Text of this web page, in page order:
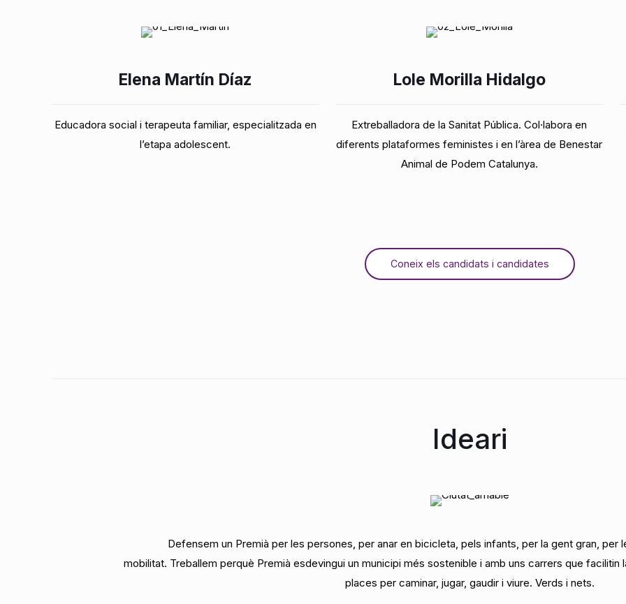
Elena Martín Díaz
Educadora social i terapeuta familiar, especialitzada en
l’etapa adolescent.
Lole Morilla Hidalgo
Extreballadora de la Sanitat Pública. Col·labora en
diferents plataformes feministes i en l’àrea de Benestar
Animal de Podem Catalunya.
Coneix els candidats i candidates
Ideari
Defensem un Premià per les persones, per anar en bicicleta, pels infants, per la gent gran, per
mobilitat. Treballem perquè Premià esdevingui un municipi més sostenible i amb uns carrers que facilitin
places per caminar, jugar, gaudir i viure. Verds i nets.